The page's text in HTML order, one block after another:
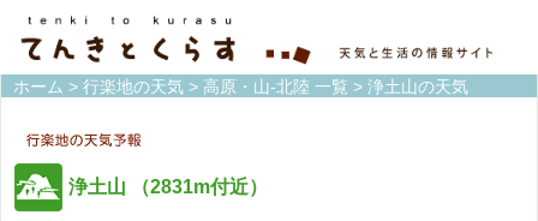
ホーム > 行楽地の天気 > 高原・山-北陸 一覧 > 浄土山の天気
浄土山 （2831m付近）